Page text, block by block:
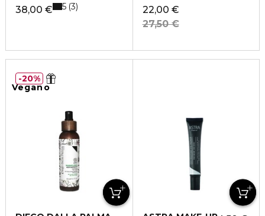
38,00 € 5 3
22,00 €
27,50 €
Vegano
20%